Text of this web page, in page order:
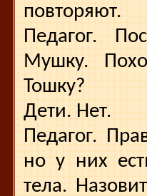
повторяют.
Педагог.
Мушку.
Тошку?
Дети. Нет.
Педагог.
но у них
тела.